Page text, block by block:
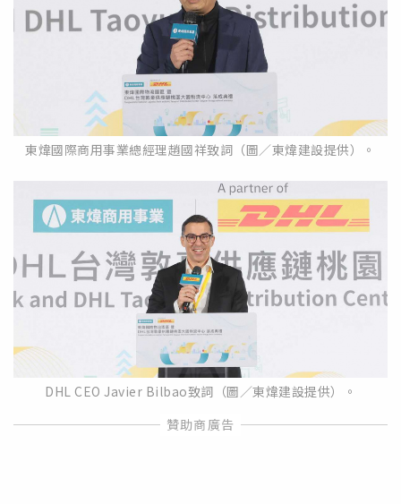
東煒國際商用事業總經理趙國祥致詞（圖／東煒建設提供）。
DHL CEO Javier Bilbao致詞（圖／東煒建設提供）。